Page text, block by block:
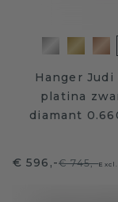
Hanger Judi
platina
diamant
€ 596,-€ 745,-